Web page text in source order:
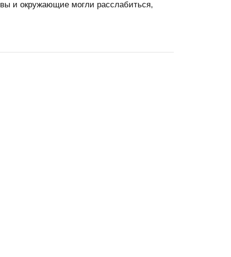
и окружающие могли расслабиться,